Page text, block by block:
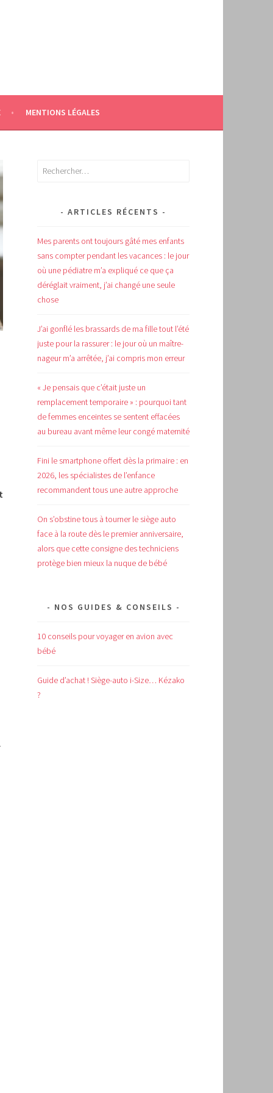
MENTIONS LÉGALES
Rechercher :
ARTICLES RÉCENTS
Mes parents ont toujours gâté mes enfants
sans compter pendant les vacances : le jour
où une pédiatre m’a expliqué ce que ça
déréglait vraiment, j’ai changé une seule
chose
J’ai gonflé les brassards de ma fille tout l’été
juste pour la rassurer : le jour où un maître-
nageur m’a arrêtée, j’ai compris mon erreur
« Je pensais que c’était juste un
remplacement temporaire » : pourquoi tant
de femmes enceintes se sentent effacées
au bureau avant même leur congé maternité
Fini le smartphone offert dès la primaire : en
2026, les spécialistes de l’enfance
recommandent tous une autre approche
On s’obstine tous à tourner le siège auto
face à la route dès le premier anniversaire,
alors que cette consigne des techniciens
protège bien mieux la nuque de bébé
NOS GUIDES & CONSEILS
10 conseils pour voyager en avion avec
bébé
Guide d’achat ! Siège-auto i-Size… Kézako
?